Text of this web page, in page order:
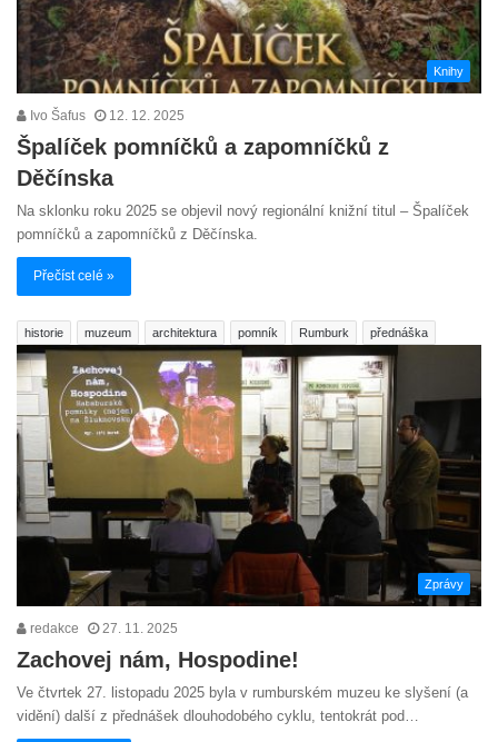
Knihy
Ivo Šafus 12. 12. 2025
Špalíček pomníčků a zapomníčků z
Děčínska
Na sklonku roku 2025 se objevil nový regionální knižní titul – Špalíček
pomníčků a zapomníčků z Děčínska.
Přečíst celé »
historie muzeum architektura pomník Rumburk přednáška
Zprávy
redakce 27. 11. 2025
Zachovej nám, Hospodine!
Ve čtvrtek 27. listopadu 2025 byla v rumburském muzeu ke slyšení (a
vidění) další z přednášek dlouhodobého cyklu, tentokrát pod…